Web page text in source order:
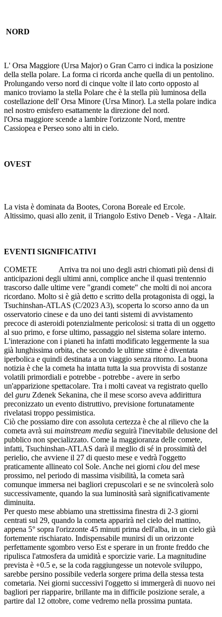
NORD
L' Orsa Maggiore (Ursa Major) o Gran Carro ci indica la posizione
della stella polare. La forma ci ricorda anche quella di un pentolino.
Prolungando verso nord di cinque volte il lato corto opposto al
manico troviamo la stella Polare che è la stella più luminosa della
costellazione dell' Orsa Minore (Ursa Minor). La stella polare indica
nel nostro emisfero esattamente la direzione del nord.
l'Orsa maggiore scende a lambire l'orizzonte Nord, mentre
Cassiopea e Perseo sono alti in cielo.
OVEST
La vista è dominata da Bootes, Corona Boreale ed Ercole.
Altissimo, quasi allo zenit, il Triangolo Estivo Deneb - Vega - Altair.
EVENTI SIGNIFICATIVI
COMETE Arriva tra noi uno degli astri chiomati più densi di
anticipazioni degli ultimi anni, complice anche il quasi trentennio
trascorso dalle ultime vere "grandi comete" che molti di noi ancora
ricordano. Molto si è già detto e scritto della protagonista di oggi, la
Tsuchinshan-ATLAS (C/2023 A3), scoperta lo scorso anno da un
osservatorio cinese e da uno dei tanti sistemi di avvistamento
precoce di asteroidi potenzialmente pericolosi: si tratta di un oggetto
al suo primo, e forse ultimo, passaggio nel sistema solare interno.
L'interazione con i pianeti ha infatti modificato leggermente la sua
già lunghissima orbita, che secondo le ultime stime è diventata
iperbolica e quindi destinata a un viaggio senza ritorno. La buona
notizia è che la cometa ha intatta tutta la sua provvista di sostanze
volatili primordiali e potrebbe - potrebbe - avere in serbo
un'apparizione spettacolare. Tra i molti caveat va registrato quello
del guru Zdenek Sekanina, che il mese scorso aveva addirittura
preconizzato un evento distruttivo, previsione fortunatamente
rivelatasi troppo pessimistica.
Ciò che possiamo dire con assoluta certezza è che al rilievo che la
cometa avrà sui mainstream media seguirà l'inevitabile delusione del
pubblico non specializzato. Come la maggioranza delle comete,
infatti, Tsuchinshan-ATLAS darà il meglio di sé in prossimità del
perielio, che avviene il 27 di questo mese e vedrà l'oggetto
praticamente allineato col Sole. Anche nei giorni clou del mese
prossimo, nel periodo di massima visibilità, la cometa sarà
comunque immersa nei bagliori crepuscolari e se ne svincolerà solo
successivamente, quando la sua luminosità sarà significativamente
diminuita.
Per questo mese abbiamo una strettissima finestra di 2-3 giorni
centrati sul 29, quando la cometa apparirà nel cielo del mattino,
appena 5° sopra l'orizzonte 45 minuti prima dell'alba, in un cielo già
fortemente rischiarato. Indispensabile munirsi di un orizzonte
perfettamente sgombro verso Est e sperare in un fronte freddo che
ripulisca l'atmosfera da umidità e sporcizie varie. La magnitudine
prevista è +0.5 e, se la coda raggiungesse un notevole sviluppo,
sarebbe persino possibile vederla sorgere prima della stessa testa
cometaria. Nei giorni successivi l'oggetto si immergerà di nuovo nei
bagliori per riapparire, brillante ma in difficile posizione serale, a
partire dal 12 ottobre, come vedremo nella prossima puntata.